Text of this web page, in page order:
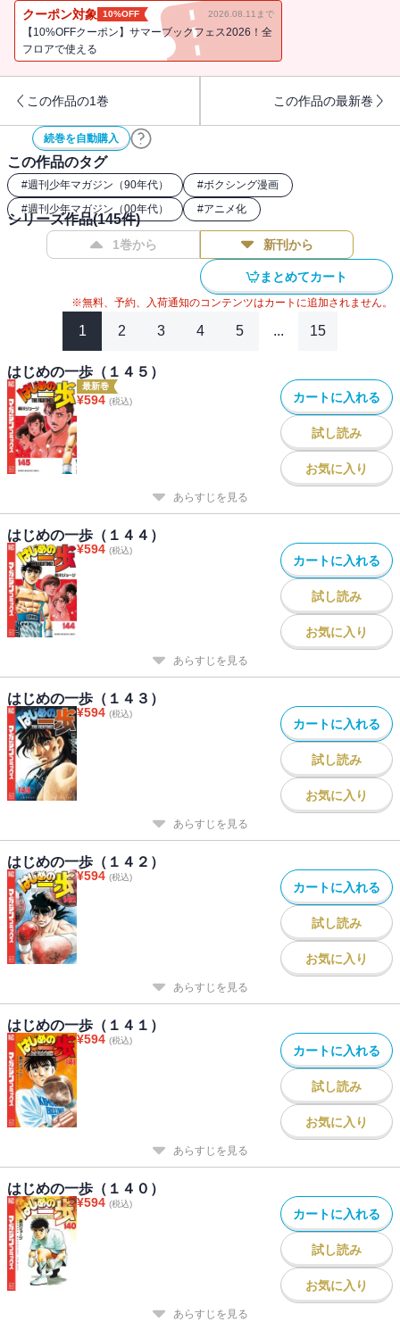
に、対抗するすべはあるのか!?
クーポン対象 10%OFF 2026.08.11まで
【10%OFFクーポン】サマーブックフェス2026！全
フロアで使える
この作品の1巻 この作品の最新巻
続巻を自動購入
この作品のタグ
#週刊少年マガジン（90年代） #ボクシング漫画
#週刊少年マガジン（00年代） #アニメ化
シリーズ作品(145件)
1巻から 新刊から
まとめてカート
※無料、予約、入荷通知のコンテンツはカートに追加されません。
1 2 3 4 5 ... 15
はじめの一歩（１４５）
最新巻
¥594 (税込) カートに入れる
試し読み
お気に入り
あらすじを見る
はじめの一歩（１４４）
¥594 (税込)
カートに入れる
試し読み
お気に入り
あらすじを見る
はじめの一歩（１４３）
¥594 (税込)
カートに入れる
試し読み
お気に入り
あらすじを見る
はじめの一歩（１４２）
¥594 (税込)
カートに入れる
試し読み
お気に入り
あらすじを見る
はじめの一歩（１４１）
¥594 (税込)
カートに入れる
試し読み
お気に入り
あらすじを見る
はじめの一歩（１４０）
¥594 (税込)
カートに入れる
試し読み
お気に入り
あらすじを見る